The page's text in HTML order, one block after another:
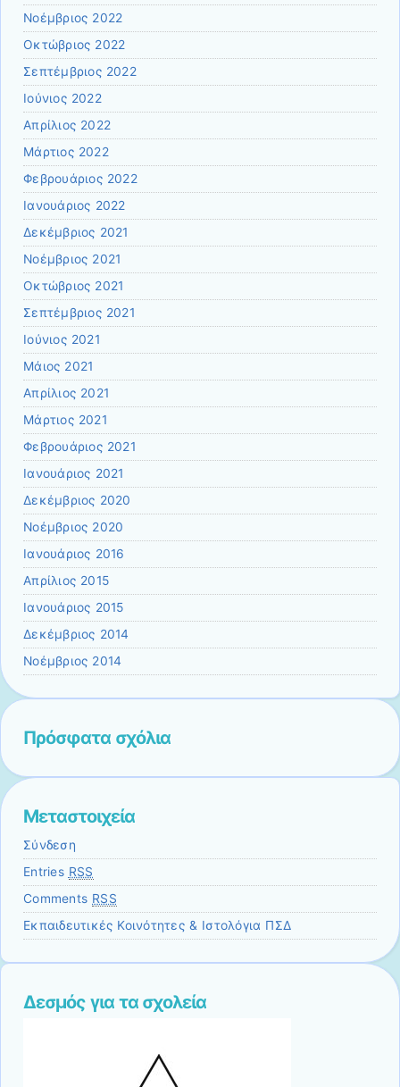
Νοέμβριος 2022
Οκτώβριος 2022
Σεπτέμβριος 2022
Ιούνιος 2022
Απρίλιος 2022
Μάρτιος 2022
Φεβρουάριος 2022
Ιανουάριος 2022
Δεκέμβριος 2021
Νοέμβριος 2021
Οκτώβριος 2021
Σεπτέμβριος 2021
Ιούνιος 2021
Μάιος 2021
Απρίλιος 2021
Μάρτιος 2021
Φεβρουάριος 2021
Ιανουάριος 2021
Δεκέμβριος 2020
Νοέμβριος 2020
Ιανουάριος 2016
Απρίλιος 2015
Ιανουάριος 2015
Δεκέμβριος 2014
Νοέμβριος 2014
Πρόσφατα σχόλια
Μεταστοιχεία
Σύνδεση
Entries RSS
Comments RSS
Εκπαιδευτικές Κοινότητες & Ιστολόγια ΠΣΔ
Δεσμός για τα σχολεία